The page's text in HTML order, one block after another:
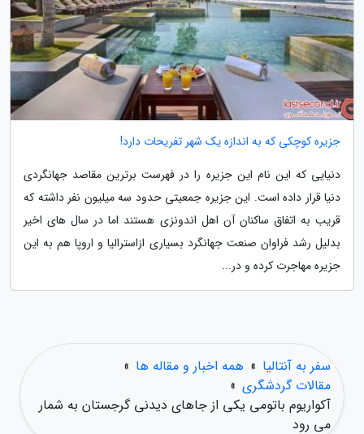
جزیره کوچکی که به اندازه یک شهر تفریحات دارد!
دنیایی که این نام این جزیره را در فهرست برترین مقاصد جهانگردی
دنیا قرار داده است. این جزیره جمعیتی حدود سه میلیون نفر داشته که
قریب به اتفاق ساکنان آن اهل اندونزی هستند اما در سال های اخیر
بدلیل رشد فراوان صنعت جهانگرد بسیاری ازاسترالیا و اروپا هم به این
جزیره مهاجرت کرده و در...
سفر به آنتالیا » همه اخبار و مقاله ها »
مقالات گردشگری »
آکواریوم باتومی یکی از جاهای دیدنی گرجستان به شمار
می رود